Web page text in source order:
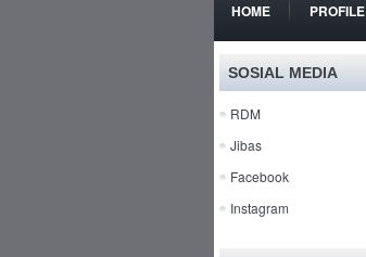
HOME PROFILE
SOSIAL MEDIA
RDM
Jibas
Facebook
Instagram